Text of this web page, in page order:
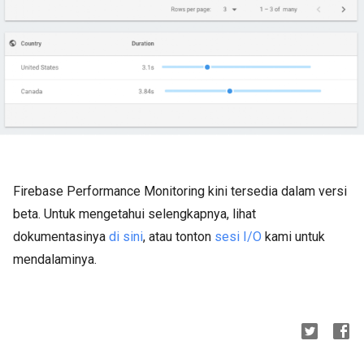
Firebase Performance Monitoring kini tersedia dalam versi
beta. Untuk mengetahui selengkapnya, lihat
dokumentasinya di sini, atau tonton sesi I/O kami untuk
mendalaminya.